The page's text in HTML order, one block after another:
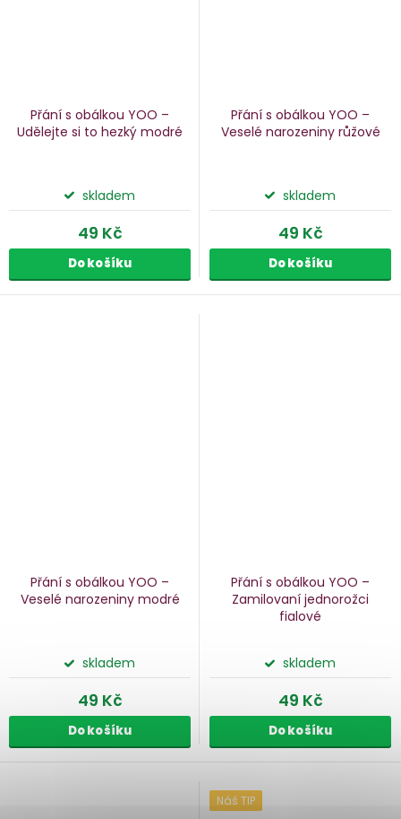
Přání s obálkou YOO –
Udělejte si to hezký modré
skladem
49 Kč
Do košíku
Přání s obálkou YOO –
Veselé narozeniny růžové
skladem
49 Kč
Do košíku
Přání s obálkou YOO –
Veselé narozeniny modré
skladem
49 Kč
Do košíku
Přání s obálkou YOO –
Zamilovaní jednorožci
fialové
skladem
49 Kč
Do košíku
Náš TIP